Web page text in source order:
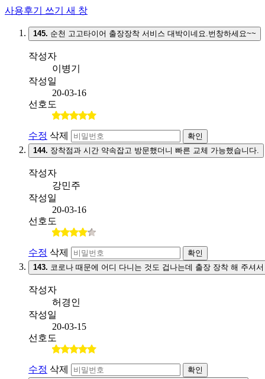
사용후기 쓰기 새 창
145. 순천 고고타이어 출장장착 서비스 대박이네요.번창하세요~~
작성자
이병기
작성일
20-03-16
선호도
수정 삭제
확인
144. 장착점과 시간 약속잡고 방문했더니 빠른 교체 가능했습니다.
작성자
강민주
작성일
20-03-16
선호도
수정 삭제
확인
143. 코로나 때문에 어디 다니는 것도 겁나는데 출장 장착 해 주셔
작성자
허경인
작성일
20-03-15
선호도
수정 삭제
확인